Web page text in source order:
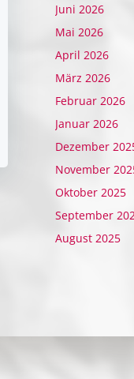
Juni 2026
Mai 2026
April 2026
März 2026
Februar 2026
Januar 2026
Dezember
November
Oktober 2025
September
August 2025